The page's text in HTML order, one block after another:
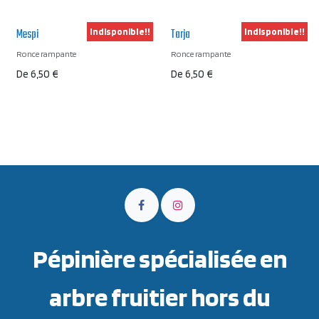
Mespi
Ronce rampante
De 6,50 €
Indisponible!! Tarja
Ronce rampante
De 6,50 €
Indisponible!!
Pépinière spécialisée en
arbre fruitier hors du